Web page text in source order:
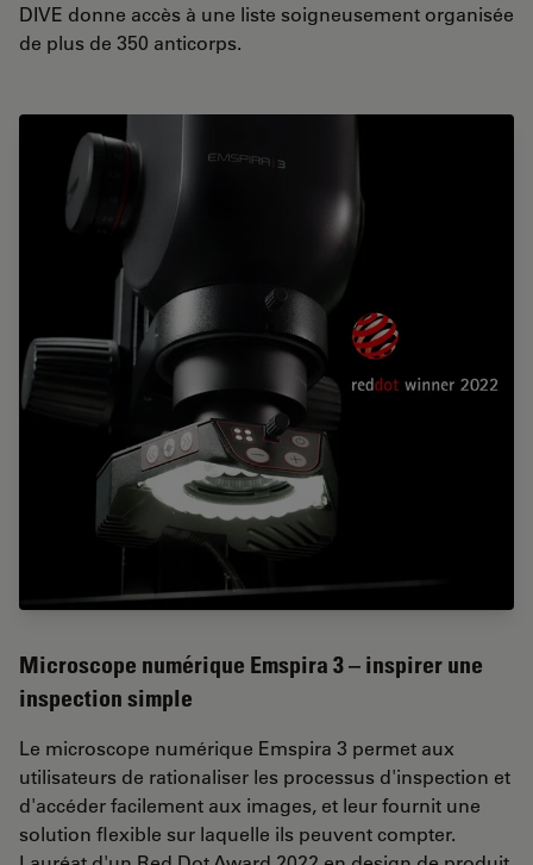
DIVE donne accès à une liste soigneusement organisée
de plus de 350 anticorps.
Microscope numérique Emspira 3 – inspirer une
inspection simple
Le microscope numérique Emspira 3 permet aux
utilisateurs de rationaliser les processus d'inspection et
d'accéder facilement aux images, et leur fournit une
solution flexible sur laquelle ils peuvent compter.